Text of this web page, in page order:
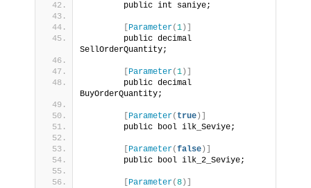
        public int saniye;
Parameter(1 )]
        public decimal
SellOrderQuantity;
Parameter(1 )]
        public decimal
BuyOrderQuantity;
Parameter( true )]
        public bool ilk_Seviye;
Parameter(false )]
        public bool ilk_2_Seviye;
Parameter(8 )]